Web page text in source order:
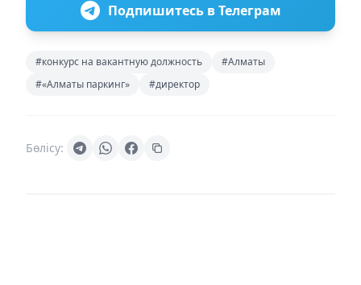
Подпишитесь в Телеграм
#конкурс на вакантную должность
#Алматы
#«Алматы паркинг»
#директор
Бөлісу: